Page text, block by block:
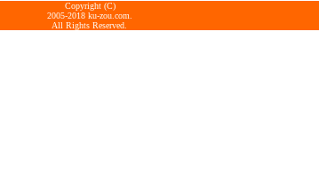
Copyright (C)
2005-2018 ku-zou.com.
All Rights Reserved.